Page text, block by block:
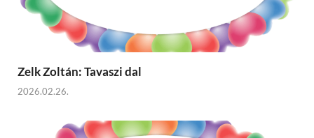
Zelk Zoltán: Tavaszi dal
2026.02.26.